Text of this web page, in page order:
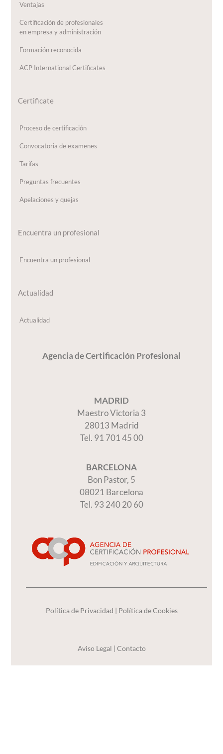
Ventajas
Certificación de profesionales
en empresa y administración
Formación reconocida
ACP International Certificates
Certificate
Proceso de certificación
Convocatoria de examenes
Tarifas
Preguntas frecuentes
Apelaciones y quejas
Encuentra un profesional
Encuentra un profesional
Actualidad
Actualidad
Agencia de Certificación Profesional
MADRID
Maestro Victoria 3
28013 Madrid
Tel. 91 701 45 00
BARCELONA
Bon Pastor, 5
08021 Barcelona
Tel. 93 240 20 60
Política de Privacidad | Política de Cookies
Aviso Legal | Contacto